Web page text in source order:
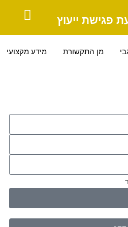
פגישת ייעוץ
מן התקשורת מידע מקצועי